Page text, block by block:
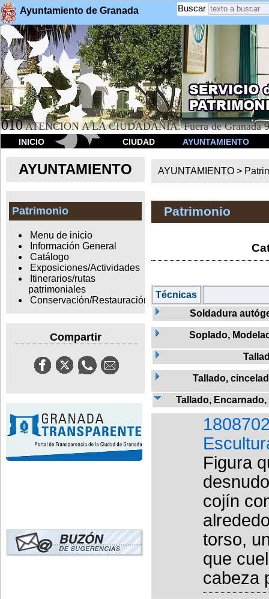
Ayuntamiento de Granada Buscar
010 ATENCION A LA CIUDADANÍA. Fuera de Granada
INICIO CIUDAD AYUNTAMIENTO
AYUNTAMIENTO
Patrimonio
Menu de inicio
Información General
Catálogo
Exposiciones/Actividades
Itinerarios/rutas
patrimoniales
Conservación/Restauración
Compartir
AYUNTAMIENTO >
Patrimonio
Técnicas
Soldadura
Soplado,
Tallado,
Tallado,
Figura
cojín
torso,
que
cabeza